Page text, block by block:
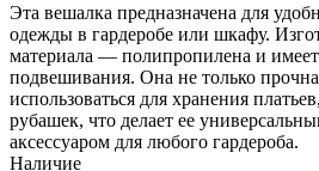
Эта вешалка предназначена для
одежды в гардеробе или шкафу.
материала — полипропилена и
подвешивания. Она не только
использоваться для хранения
рубашек, что делает ее
аксессуаром для любого гардероба.
Наличие